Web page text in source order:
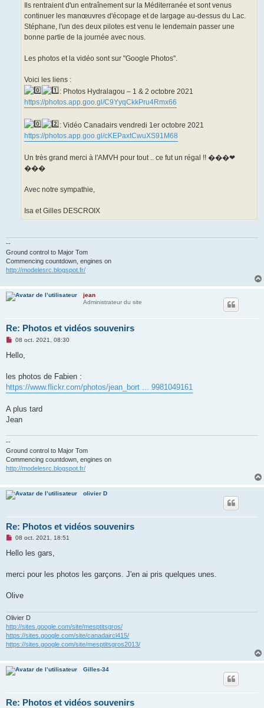
Ils rentraient d'un entraînement sur la Méditerranée et sont venus
continuer les manœuvres d'écopage et de largage au-dessus du Lac.
Stéphane, l'un des deux pilotes est venu le lendemain passer une
bonne partie de la journée avec nous.
Les photos et la vidéo sont sur "Google Photos".
Voici les liens :
: Photos Hydralagou – 1 & 2 octobre 2021
https://photos.app.goo.gl/C9YyqCkkPru4Rmx66
: Vidéo Canadairs vendredi 1er octobre 2021
https://photos.app.goo.gl/cKEPaxtCwuXS91M68
Un très grand merci à l'AMVH pour tout .. ce fut un régal !! ���❤
���
Avec notre sympathie,
Isa et Gilles DESCROIX
--
Ground control to Major Tom
Commencing countdown, engines on
http://modelesrc.blogspot.fr/
jean
Administrateur du site
Re: Photos et vidéos souvenirs
M
s
g
n
u
08 oct. 2021, 08:30
Hello,
les photos de Fabien :
https://www.flickr.com/photos/jean_bort ... 9981049161
A plus tard
Jean
--
Ground control to Major Tom
Commencing countdown, engines on
http://modelesrc.blogspot.fr/
olivier D
Re: Photos et vidéos souvenirs
M
s
g
o
u
08 oct. 2021, 18:51
Hello les gars,
merci pour les photos les garçons. J'en ai pris quelques unes.
Olive
Olivier D
http://sites.google.com/site/mesptitsgros/
https://sites.google.com/site/canadaircl415/
https://sites.google.com/site/mesptitsgros2013/
Gilles-34
Re: Photos et vidéos souvenirs